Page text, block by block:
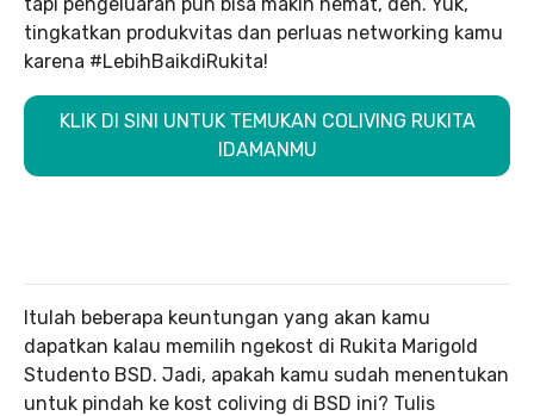
tapi pengeluaran pun bisa makin hemat, deh. Yuk,
tingkatkan produkvitas dan perluas networking kamu
karena #LebihBaikdiRukita!
KLIK DI SINI UNTUK TEMUKAN COLIVING RUKITA
IDAMANMU
Itulah beberapa keuntungan yang akan kamu
dapatkan kalau memilih ngekost di Rukita Marigold
Studento BSD. Jadi, apakah kamu sudah menentukan
untuk pindah ke kost coliving di BSD ini? Tulis